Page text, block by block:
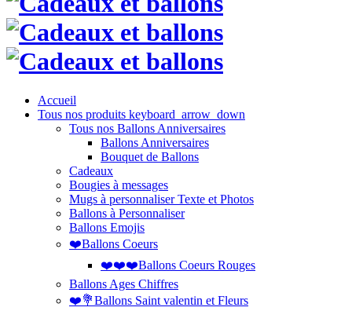
Accueil
Tous nos produits keyboard_arrow_down
Tous nos Ballons Anniversaires
Ballons Anniversaires
Bouquet de Ballons
Cadeaux
Bougies à messages
Mugs à personnaliser Texte et Photos
Ballons à Personnaliser
Ballons Emojis
❤️Ballons Coeurs
❤️❤️❤️Ballons Coeurs Rouges
Ballons Ages Chiffres
❤️💐Ballons Saint valentin et Fleurs